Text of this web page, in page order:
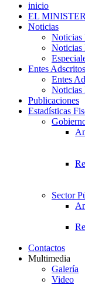
inicio
EL
Noticias
Noticias
Noticias
Entes Adscritos
Entes
Noticias
Publicaciones
Estadísticas
Sector
Contactos
Multimedia
Galería
Video